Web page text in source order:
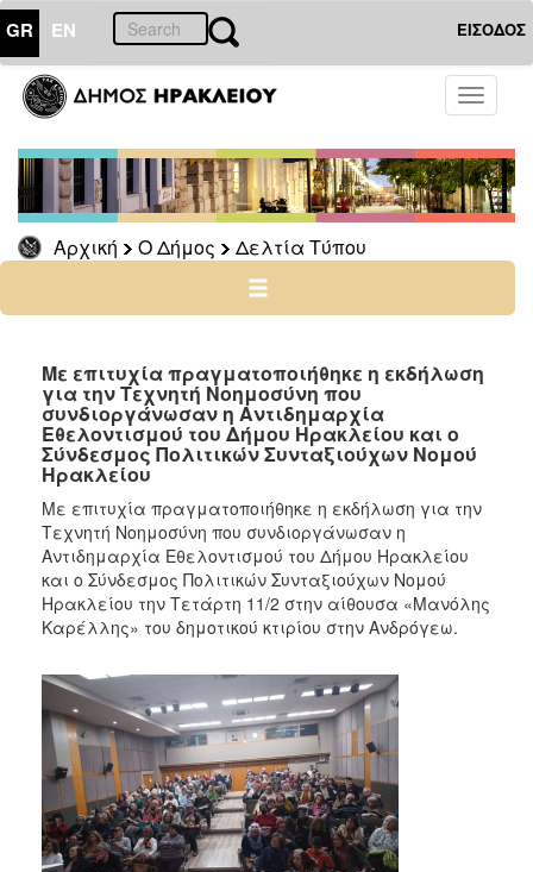
GR EN ΕΙΣΟΔΟΣ
Toggle
Αρχική Ο Δήμος Δελτία Τύπου
ΔΗΜΟΣ
Δελτία
Τύπου
Αρχείο
ΠΟΛΙΤΙΣΜΟΣ
ΑΝΘΕΚΤΙΚΗ
Με επιτυχία πραγματοποιήθηκε η εκδήλωση
για την Τεχνητή Νοημοσύνη που
συνδιοργάνωσαν η Αντιδημαρχία
Εθελοντισμού του Δήμου Ηρακλείου και ο
Σύνδεσμος Πολιτικών Συνταξιούχων Νομού
Ηρακλείου
Με επιτυχία πραγματοποιήθηκε η εκδήλωση για την
Τεχνητή Νοημοσύνη που συνδιοργάνωσαν η
Αντιδημαρχία Εθελοντισμού του Δήμου Ηρακλείου
και ο Σύνδεσμος Πολιτικών Συνταξιούχων Νομού
Ηρακλείου την Τετάρτη 11/2 στην αίθουσα «Μανόλης
Καρέλλης» του δημοτικού κτιρίου στην Ανδρόγεω.